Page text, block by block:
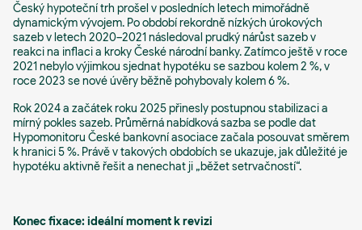
Český hypoteční trh prošel v posledních letech mimořádně
dynamickým vývojem. Po období rekordně nízkých úrokových
sazeb v letech 2020–2021 následoval prudký nárůst sazeb v
reakci na inflaci a kroky České národní banky. Zatímco ještě v roce
2021 nebylo výjimkou sjednat hypotéku se sazbou kolem 2 %, v
roce 2023 se nové úvěry běžně pohybovaly kolem 6 %.
Rok 2024 a začátek roku 2025 přinesly postupnou stabilizaci a
mírný pokles sazeb. Průměrná nabídková sazba se podle dat
Hypomonitoru České bankovní asociace začala posouvat směrem
k hranici 5 %. Právě v takových obdobích se ukazuje, jak důležité je
hypotéku aktivně řešit a nenechat ji „běžet setrvačností“.
Konec fixace: ideální moment k revizi